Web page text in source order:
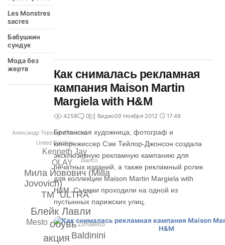
Les Monstres
sacres
Бабушкин
сундук
Мода без
жертв
обувь
Блейк Лавли
акция
ТМ "ULTRA"
Мила Йовович (Milla
Jovovich)
Baldinini
Mesto
OLAY
Kenneth Jay
Zimaletto
Александр Терехов (Terexov)
United Bamboo
Blanco
Как снималась рекламная
кампания Maison Martin
Margiela with H&M
4258 0 Видео09 Ноября 2012 17:49
Британская художница, фотограф и
кинорежиссер Сэм Тейлор-Джонсон создала
эксклюзивную рекламную кампанию для
печатных изданий, а также рекламный ролик
для коллекции Maison Martin Margiela with
H&M. Съемки проходили на одной из
пустынных парижских улиц.